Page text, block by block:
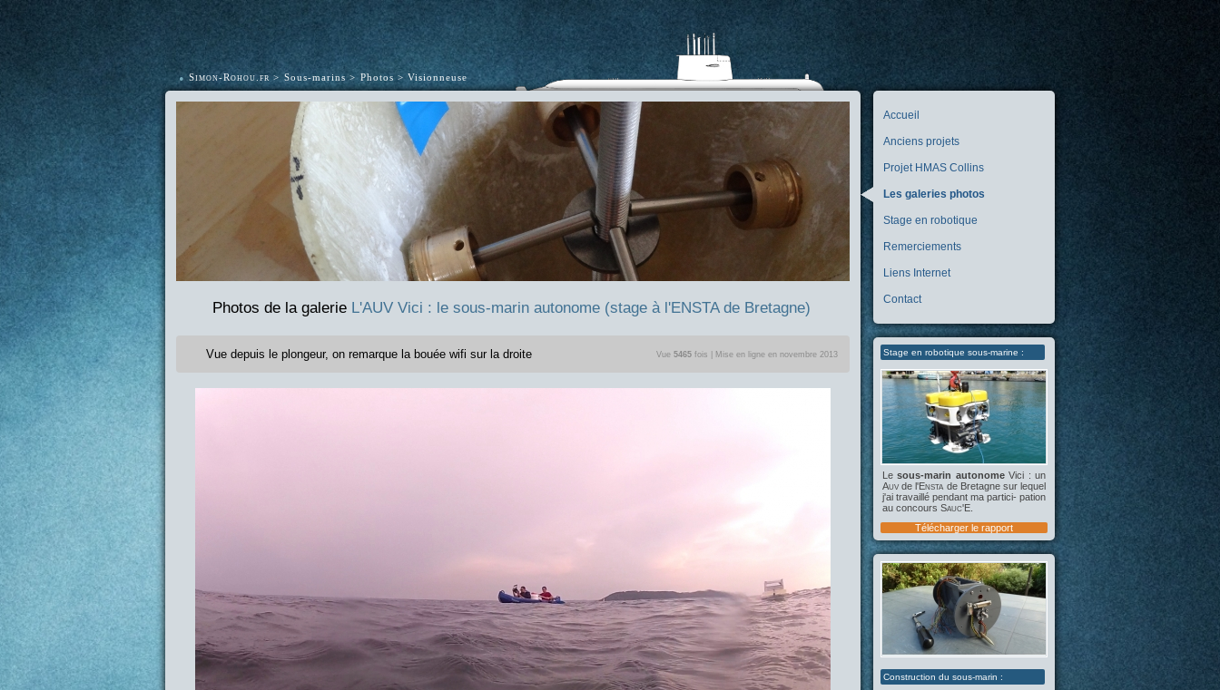
• Simon-Rohou.fr Sous-marins Photos Visionneuse
Accueil
Anciens projets
Projet HMAS Collins
Les galeries photos
Stage en robotique
Remerciements
Liens Internet
Contact
Stage en robotique sous-marine :
Lesous-marin autonomeVici : un
Auv de l'Ensta de Bretagne sur lequel
j'ai travaillé pendant ma partici- pation
au concours Sauc'E
Télécharger le rapport
Photos de la galerie L'AUV Vici : le sous-marin autonome (stage à l'ENSTA de Bretagne)
Vue depuis le plongeur, on remarque la bouée wifi sur la droite Vue 5465 fois | Mise en ligne en novembre 2013